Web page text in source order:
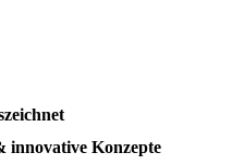
Konzepte